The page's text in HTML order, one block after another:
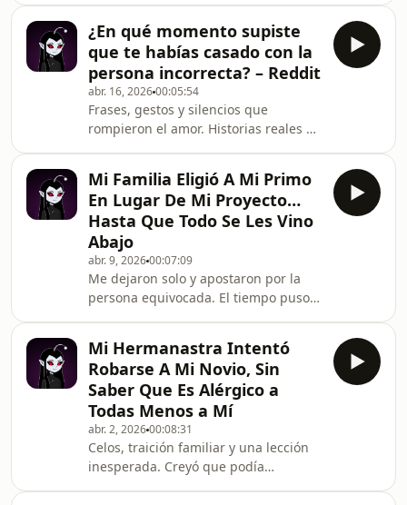
#Divorcio #DramaLegal
#HistoriasReales #RedditHistorias
#PodcastEspañol
¿En qué momento supiste
que te habías casado con la
persona incorrecta? – Reddit
abr. 16, 202600:05:54
Frases, gestos y silencios que
rompieron el amor. Historias reales de
#Matrimonio #Desamor
#HistoriasDeReddit #PodcastEspañol
Mi Familia Eligió A Mi Primo
En Lugar De Mi Proyecto…
Hasta Que Todo Se Les Vino
Abajo
abr. 9, 202600:07:09
Me dejaron solo y apostaron por la
persona equivocada. El tiempo puso a
#RedditEnEspañol #DramaFamiliar
Mi Hermanastra Intentó
Robarse A Mi Novio, Sin
Saber Que Es Alérgico a
Todas Menos a Mí
abr. 2, 202600:08:31
Celos, traición familiar y una lección
inesperada. Creyó que podía